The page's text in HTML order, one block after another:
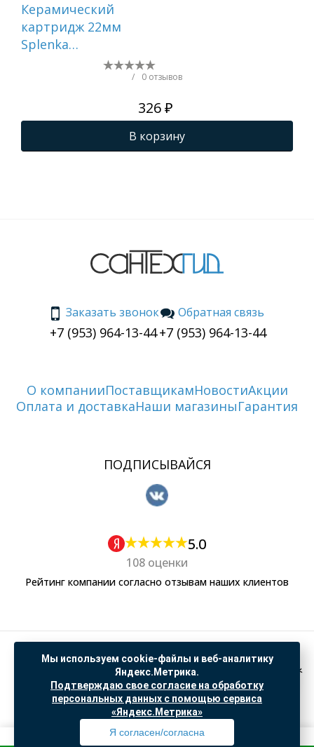
Керамический
картридж 22мм
Splenka
переключения
режимов , S500.542/ 0 отзывов
326 ₽
В корзину
Заказать звонок
+7 (953) 964-13-44
Обратная связь
+7 (953) 964-13-44
О компанииПоставщикамНовостиАкции
Оплата и доставкаНаши магазиныГарантия
ПОДПИСЫВАЙСЯ
5.0
108 оценки
Рейтинг компании согласно отзывам наших клиентов
Политика обработки персональных данных
Согласие на обработку данных Яндекс Метрика
"© ООО “САНТЕХГИД”, 2026. Все права защищены. Предложение не является публичной
офертой, цены и информация на сайте ознакомительные
Доработка и продвижение вSO.USE
Мы используем cookie-файлы и веб-аналитику
Яндекс.Метрика.
Подтверждаю свое согласие на обработку
персональных данных с помощью сервиса
«Яндекс.Метрика»
Я согласен/согласна